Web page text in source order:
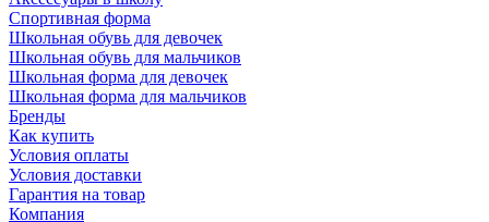
Спортивная форма
Школьная обувь для девочек
Школьная обувь для мальчиков
Школьная форма для девочек
Школьная форма для мальчиков
Бренды
Как купить
Условия оплаты
Условия доставки
Гарантия на товар
Компания